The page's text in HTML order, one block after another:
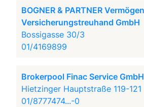
BOGNER & PARTNER
Versicherungstreuhand GmbH
Bossigasse 30/3
01/4169899
Brokerpool Finac Service GmbH
Hietzinger Hauptstraße 119-121
01/8777474...-0